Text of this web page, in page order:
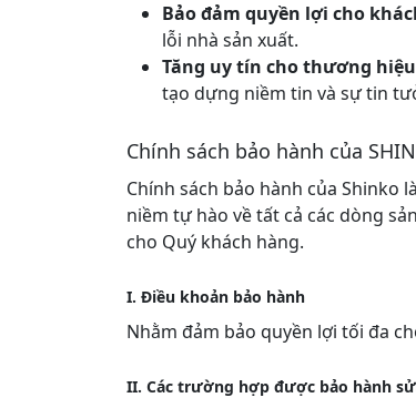
Bảo đảm quyền lợi cho
lỗi nhà sản xuất.
Tăng uy tín cho thương
tạo dựng niềm tin và sự tin
Chính sách bảo hành của
Chính sách bảo hành của Shinko
niềm tự hào về tất cả các dòng
cho Quý khách hàng.
I. Điều khoản bảo hành
Nhằm đảm bảo quyền lợi tối đa
II. Các trường hợp được bảo hành